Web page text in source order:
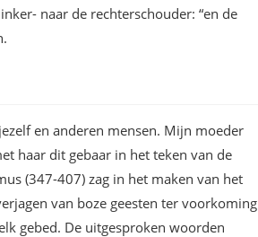
naar de rechterschouder: “en de
en anderen mensen. Mijn moeder
haar dit gebaar in het teken van de
(347-407) zag in het maken van het
van boze geesten ter voorkoming
gebed. De uitgesproken woorden